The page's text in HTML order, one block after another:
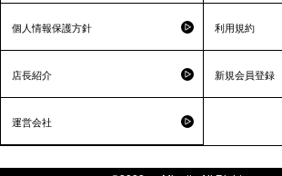
個人情報保護方針 利用規約
店長紹介 新規会員登録
運営会社